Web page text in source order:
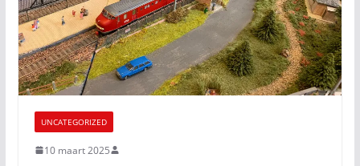
UNCATEGORIZED
10 maart 2025